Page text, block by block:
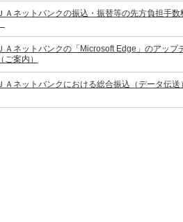
Ａネットバンクの振込・振替等の先方負担手
Ａネットバンクの「Microsoft Edge」のアップ
案内）
Ａネットバンクにおける総合振込（データ伝